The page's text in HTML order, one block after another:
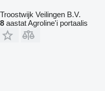
Troostwijk Veilingen B.V.
8 aastat Agroline'i portaalis